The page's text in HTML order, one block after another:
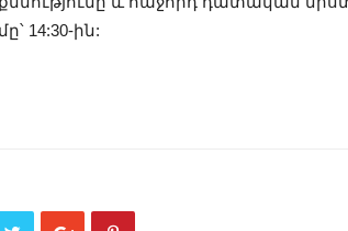
14:30-ին: